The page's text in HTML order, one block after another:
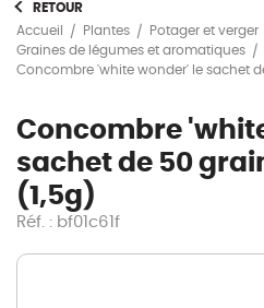
RETOUR
Accueil
Plantes
Potager et verger
Graines de légumes et aromatiques
Concombre 'white wonder' le sachet
Concombre
sachet de 50
(1,5g)
Réf. : bf01c61f